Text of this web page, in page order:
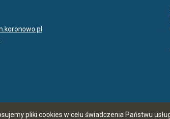
pliki cookies w celu świadczenia Państwu